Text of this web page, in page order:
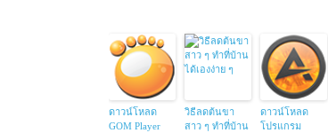
ดาวน์โหลด
GOM Player
วิธีลดต้นขา
สาว ๆ ทำที่บ้าน
ดาวน์โหลด
โปรแกรม